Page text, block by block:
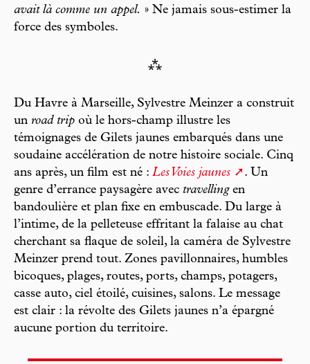
avait là comme un appel. » Ne jamais sous-estimer la
force des symboles.
⁂
Du Havre à Marseille, Sylvestre Meinzer a construit
un road trip où le hors-champ illustre les
témoignages de Gilets jaunes embarqués dans une
soudaine accélération de notre histoire sociale. Cinq
ans après, un film est né : Les Voies jaunes
. Un
genre d’errance paysagère avec travellingen
bandoulière et plan fixe en embuscade. Du large à
l’intime, de la pelleteuse effritant la falaise au chat
cherchant sa flaque de soleil, la caméra de Sylvestre
Meinzer prend tout. Zones pavillonnaires, humbles
bicoques, plages, routes, ports, champs, potagers,
casse auto, ciel étoilé, cuisines, salons. Le message
est clair : la révolte des Gilets jaunes n’a épargné
aucune portion du territoire.